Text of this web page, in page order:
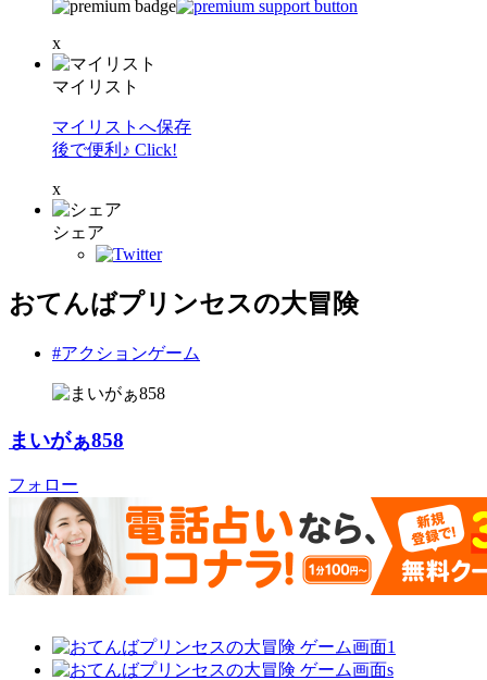
x
マイリスト
マイリストへ保存
後で便利♪ Click!
x
シェア
おてんばプリンセスの大冒険
#アクションゲーム
まいがぁ858
フォロー